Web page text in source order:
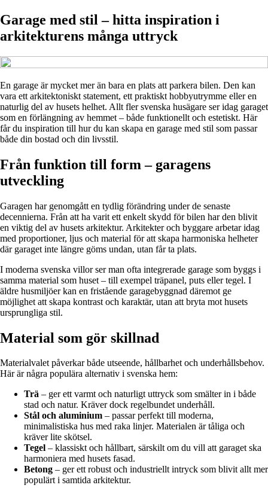
Garage med stil – hitta inspiration i
arkitekturens många uttryck
En garage är mycket mer än bara en plats att parkera bilen. Den kan
vara ett arkitektoniskt statement, ett praktiskt hobbyutrymme eller en
naturlig del av husets helhet. Allt fler svenska husägare ser idag garaget
som en förlängning av hemmet – både funktionellt och estetiskt. Här
får du inspiration till hur du kan skapa en garage med stil som passar
både din bostad och din livsstil.
Från funktion till form – garagens
utveckling
Garagen har genomgått en tydlig förändring under de senaste
decennierna. Från att ha varit ett enkelt skydd för bilen har den blivit
en viktig del av husets arkitektur. Arkitekter och byggare arbetar idag
med proportioner, ljus och material för att skapa harmoniska helheter
där garaget inte längre göms undan, utan får ta plats.
I moderna svenska villor ser man ofta integrerade garage som byggs i
samma material som huset – till exempel träpanel, puts eller tegel. I
äldre husmiljöer kan en fristående garagebyggnad däremot ge
möjlighet att skapa kontrast och karaktär, utan att bryta mot husets
ursprungliga stil.
Material som gör skillnad
Materialvalet påverkar både utseende, hållbarhet och underhållsbehov.
Här är några populära alternativ i svenska hem:
Trä – ger ett varmt och naturligt uttryck som smälter in i både
stad och natur. Kräver dock regelbundet underhåll.
Stål och aluminium – passar perfekt till moderna,
minimalistiska hus med raka linjer. Materialen är tåliga och
kräver lite skötsel.
Tegel – klassiskt och hållbart, särskilt om du vill att garaget ska
harmoniera med husets fasad.
Betong – ger ett robust och industriellt intryck som blivit allt mer
populärt i samtida arkitektur.